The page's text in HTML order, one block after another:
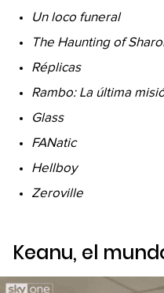
Un loco funeral
The Haunting of
Réplicas
Rambo: La última
Glass
FANatic
Hellboy
Zeroville
Keanu, el